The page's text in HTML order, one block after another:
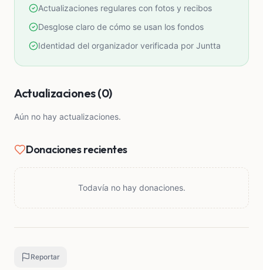
agradecido de todo corazón, póngase en mi lugar e
imaginen que soy su hij@, niet@ o sobrin@ o prim@
suyo que pasa lo mismo y que necesita apoyo.
abusar de sus solidaridad y con lo que me envíen y
así podré apoyar a mi familia, también tendrán la
esperanza y contar conmigo en un futuro cuando
Que DIOS les bendiga y les multiplique sus apoyo
solidario, muchas gracias de antemano 🙏🏼🙏🏼🙏🏼
Actualizaciones regulares con fotos y recibos
Desglose claro de cómo se usan los fondos
Identidad del organizador verificada por Juntta
Actualizaciones (0)
Aún no hay actualizaciones.
Donaciones recientes
Todavía no hay donaciones.
Reportar